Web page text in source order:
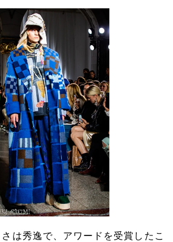
は秀逸で、アワードを受賞したこ